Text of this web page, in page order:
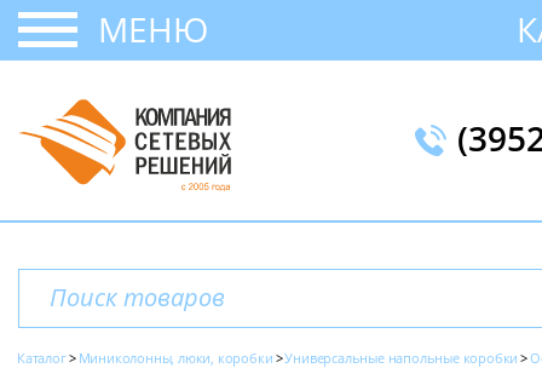
МЕНЮ
Каталог Миниколонны, люки, коробки Универсальные напольные коробки